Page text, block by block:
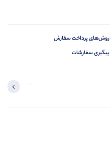
روش‌های پرداخت سفارش
پیگیری سفارشات
آخرین